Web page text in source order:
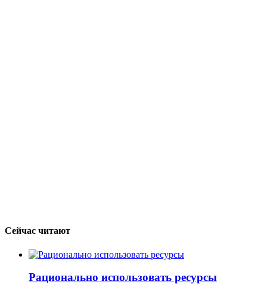
Сейчас читают
Рационально использовать ресурсы